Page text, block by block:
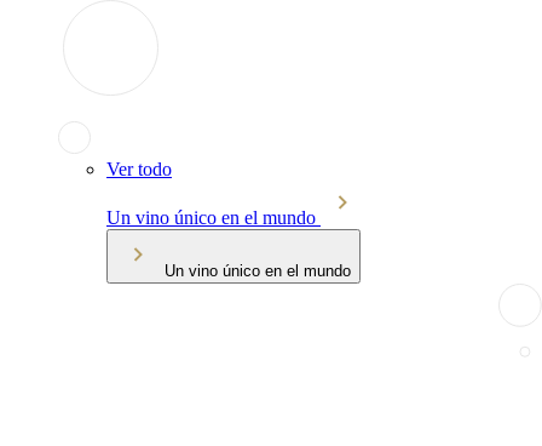
Ver todo
Un vino único en el mundo
Un vino único en el mundo